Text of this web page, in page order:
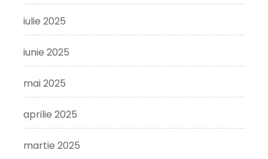
iulie 2025
iunie 2025
mai 2025
aprilie 2025
martie 2025